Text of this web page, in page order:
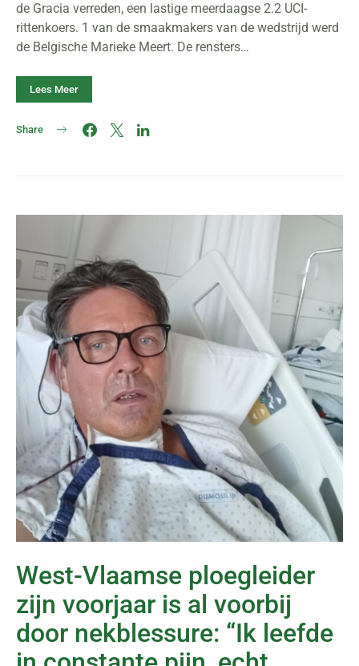
de Gracia verreden, een lastige meerdaagse 2.2 UCI-
rittenkoers. 1 van de smaakmakers van de wedstrijd werd
de Belgische Marieke Meert. De rensters…
Lees Meer
Share
West-Vlaamse ploegleider
zijn voorjaar is al voorbij
door nekblessure: “Ik leefde